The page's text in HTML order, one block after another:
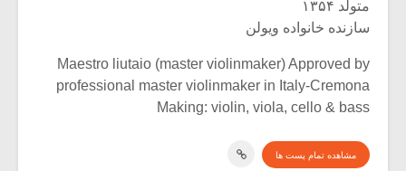
متولد ۱۳۵۴
سازنده خانواده ویولن
Maestro liutaio (master violinmaker) Approved by
professional master violinmaker in Italy-Cremona
Making: violin, viola, cello & bass
مشاهده تمام پست ها